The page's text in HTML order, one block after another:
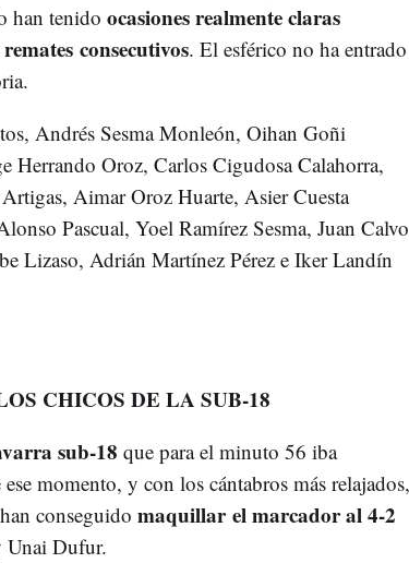
han tenido ocasiones realmente claras
consecutivos. El esférico no ha entrado
Andrés Sesma Monleón, Oihan Goñi
Herrando Oroz, Carlos Cigudosa Calahorra,
Aimar Oroz Huarte, Asier Cuesta
Pascual, Yoel Ramírez Sesma, Juan Calvo
Lizaso, Adrián Martínez Pérez e Iker Landín